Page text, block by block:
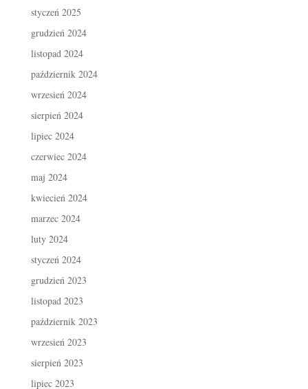
styczeń 2025
grudzień 2024
listopad 2024
październik 2024
wrzesień 2024
sierpień 2024
lipiec 2024
czerwiec 2024
maj 2024
kwiecień 2024
marzec 2024
luty 2024
styczeń 2024
grudzień 2023
listopad 2023
październik 2023
wrzesień 2023
sierpień 2023
lipiec 2023